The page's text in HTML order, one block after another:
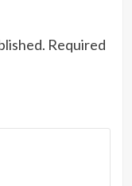
Required